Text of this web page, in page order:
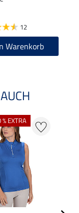
12
Warenkorb
EXTRA